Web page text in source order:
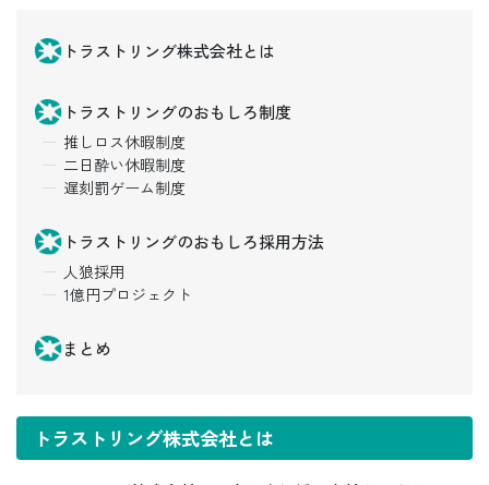
トラストリング株式会社とは
トラストリングのおもしろ制度
推しロス休暇制度
二日酔い休暇制度
遅刻罰ゲーム制度
トラストリングのおもしろ採用方法
人狼採用
1億円プロジェクト
まとめ
トラストリング株式会社とは